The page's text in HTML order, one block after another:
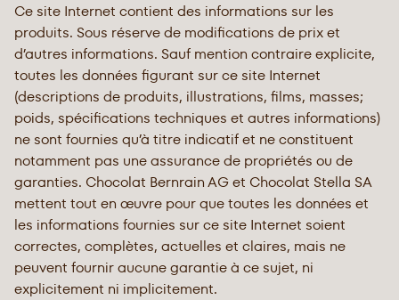
Ce site Internet contient des informations sur les
produits. Sous réserve de modifications de prix et
d’autres informations. Sauf mention contraire explicite,
toutes les données figurant sur ce site Internet
(descriptions de produits, illustrations, films, masses;
poids, spécifications techniques et autres informations)
ne sont fournies qu’à titre indicatif et ne constituent
notamment pas une assurance de propriétés ou de
garanties. Chocolat Bernrain AG et Chocolat Stella SA
mettent tout en œuvre pour que toutes les données et
les informations fournies sur ce site Internet soient
correctes, complètes, actuelles et claires, mais ne
peuvent fournir aucune garantie à ce sujet, ni
explicitement ni implicitement.